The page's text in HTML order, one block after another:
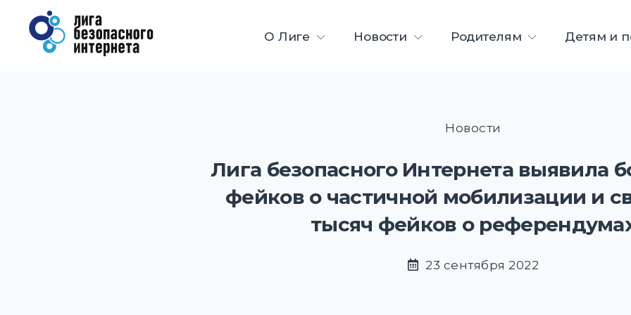
Перейти
содержимому
Лига безопасного Интернета
О Лиге Новости Родителям Детям и
Новости
Лига безопасного Интернета выявила
фейков о частичной мобилизации и
тысяч фейков о
23 сентября 2022